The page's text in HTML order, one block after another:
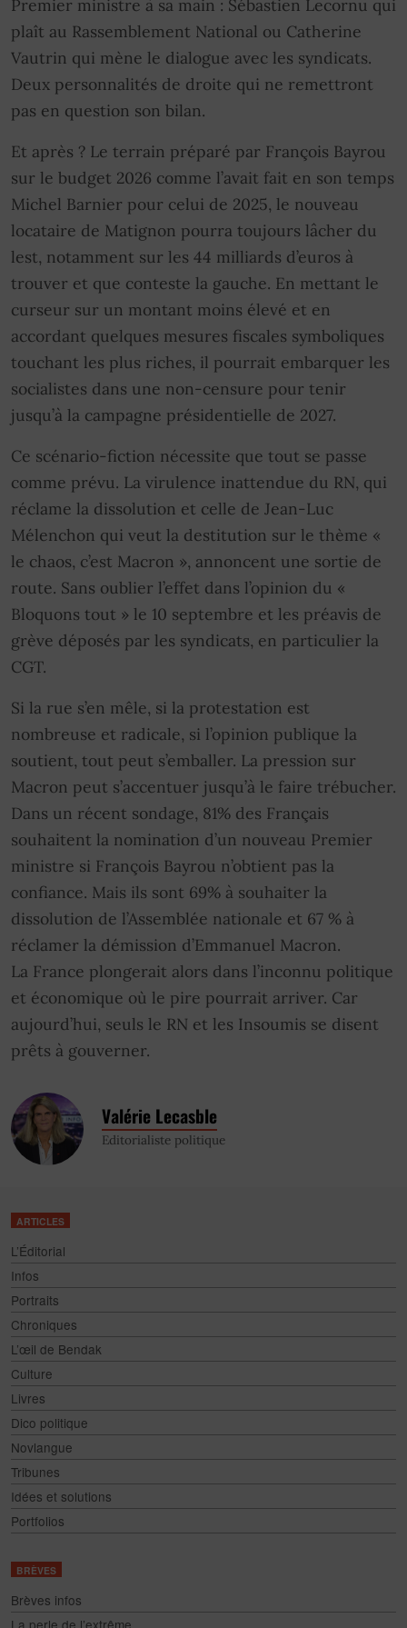
Premier ministre à sa main : Sébastien Lecornu qui
plaît au Rassemblement National ou Catherine
Vautrin qui mène le dialogue avec les syndicats.
Deux personnalités de droite qui ne remettront
pas en question son bilan.
Et après ? Le terrain préparé par François Bayrou
sur le budget 2026 comme l’avait fait en son temps
Michel Barnier pour celui de 2025, le nouveau
locataire de Matignon pourra toujours lâcher du
lest, notamment sur les 44 milliards d’euros à
trouver et que conteste la gauche. En mettant le
curseur sur un montant moins élevé et en
accordant quelques mesures fiscales symboliques
touchant les plus riches, il pourrait embarquer les
socialistes dans une non-censure pour tenir
jusqu’à la campagne présidentielle de 2027.
Ce scénario-fiction nécessite que tout se passe
comme prévu. La virulence inattendue du RN, qui
réclame la dissolution et celle de Jean-Luc
Mélenchon qui veut la destitution sur le thème «
le chaos, c’est Macron », annoncent une sortie de
route. Sans oublier l’effet dans l’opinion du «
Bloquons tout » le 10 septembre et les préavis de
grève déposés par les syndicats, en particulier la
CGT.
Si la rue s’en mêle, si la protestation est
nombreuse et radicale, si l’opinion publique la
soutient, tout peut s’emballer. La pression sur
Macron peut s’accentuer jusqu’à le faire trébucher.
Dans un récent sondage, 81% des Français
souhaitent la nomination d’un nouveau Premier
ministre si François Bayrou n’obtient pas la
confiance. Mais ils sont 69% à souhaiter la
dissolution de l’Assemblée nationale et 67 % à
réclamer la démission d’Emmanuel Macron.
La France plongerait alors dans l’inconnu politique
et économique où le pire pourrait arriver. Car
aujourd’hui, seuls le RN et les Insoumis se disent
prêts à gouverner.
Valérie Lecasble
Editorialiste politique
ARTICLES
L’Éditorial
Infos
Portraits
Chroniques
L’œil de Bendak
Culture
Livres
Dico politique
Novlangue
Tribunes
Idées et solutions
Portfolios
BRÈVES
Brèves infos
La perle de l’extrême